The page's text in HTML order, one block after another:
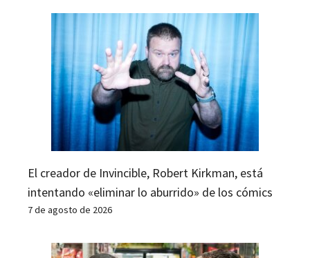
El creador de Invincible, Robert Kirkman, está
intentando «eliminar lo aburrido» de los cómics
7 de agosto de 2026